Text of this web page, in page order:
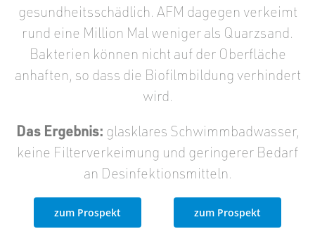
gesundheitsschädlich. AFM dagegen verkeimt
rund eine Million Mal weniger als Quarzsand.
Bakterien können nicht auf der Oberfläche
anhaften, so dass die Biofilmbildung verhindert
wird.
Das Ergebnis: glasklares Schwimmbadwasser,
keine Filterverkeimung und geringerer Bedarf
an Desinfektionsmitteln.
zum Prospekt zum Prospekt